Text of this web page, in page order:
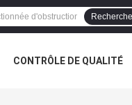
Recherche
CONTRÔLE DE QUALITÉ